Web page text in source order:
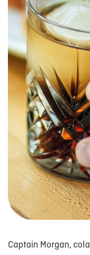
À PROPOS
TRAITEUR ÉVÉNEMENTIEL
DONNER VOTRE OPINION
Captain Morgan, cola